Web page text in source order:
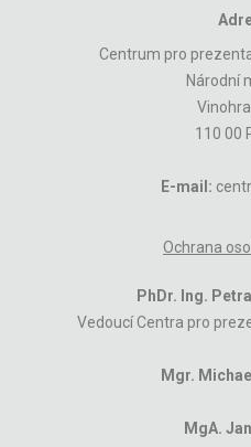
Centrum pro
Národní
110 00
E-mail:
Ochrana
PhDr. Ing.
Vedoucí Centra pro
Mgr.
MgA.